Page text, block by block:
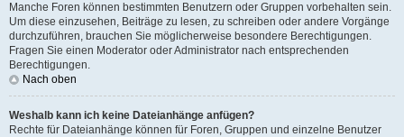
Manche Foren können bestimmten Benutzern oder Gruppen vorbehalten sein.
Um diese einzusehen, Beiträge zu lesen, zu schreiben oder andere Vorgänge
durchzuführen, brauchen Sie möglicherweise besondere Berechtigungen.
Fragen Sie einen Moderator oder Administrator nach entsprechenden
Berechtigungen.
Nach oben
Weshalb kann ich keine Dateianhänge anfügen?
Rechte für Dateianhänge können für Foren, Gruppen und einzelne Benutzer